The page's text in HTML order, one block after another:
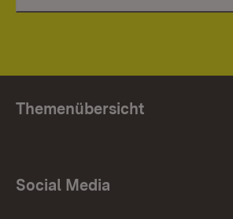
Themenübersicht
Social Media